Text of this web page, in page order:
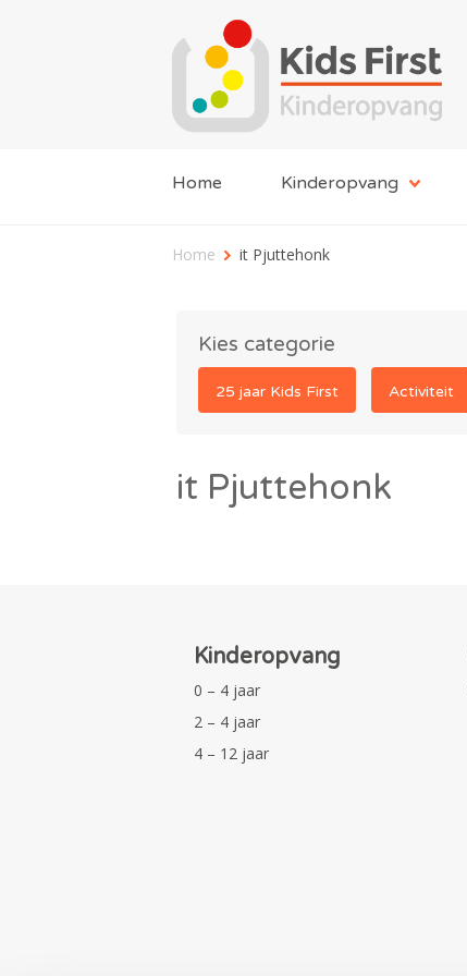
Home Kinderopvang
Home it Pjuttehonk
Kies categorie
25 jaar Kids First Activiteit
it Pjuttehonk
Kinderopvang
0 – 4 jaar
2 – 4 jaar
4 – 12 jaar